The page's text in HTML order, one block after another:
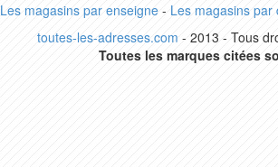
Les magasins par enseigne- Les magasins par
toutes-les-adresses.com - 2013 - Tous
Toutes les marques citées